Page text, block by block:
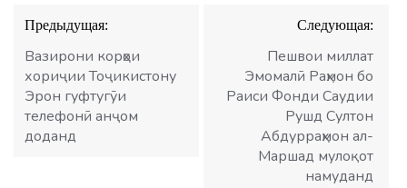
Навигация
по
записям
Предыдущая:
Вазирони корҳои
хориҷии Тоҷикистону
Эрон гуфтугӯи
телефонӣ анҷом
доданд
Следующая:
Пешвои миллат
Эмомалӣ Раҳмон бо
Раиси Фонди Саудии
Рушд Султон
Абдурраҳмон ал-
Маршад мулоқот
намуданд